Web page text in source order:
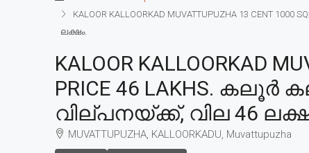
KALOOR KALLOORKAD MUVATTUPUZHA 13 CENT
ലക്ഷം.
KALOOR KALLOORKAD
PRICE 46 LAKHS.
വില്പനയ്ക്ക്, വില 46
MUVATTUPUZHA, KALLOORKADU, Muvattupuzha